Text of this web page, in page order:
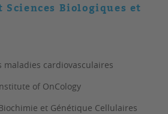
Sciences Biologiques et
maladies cardiovasculaires
of OnCology
et Génétique Cellulaires